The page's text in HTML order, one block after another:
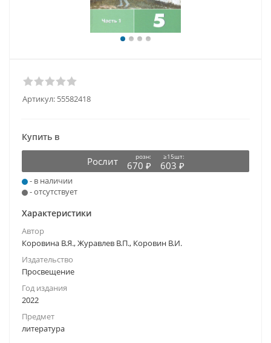
Артикул: 55582418
Купить в
Рослит розн: ≥15шт:
670 ₽ 603 ₽
- в наличии
- отсутствует
Характеристики
Автор
Коровина В.Я., Журавлев В.П., Коровин В.И.
Издательство
Просвещение
Год издания
2022
Предмет
литература